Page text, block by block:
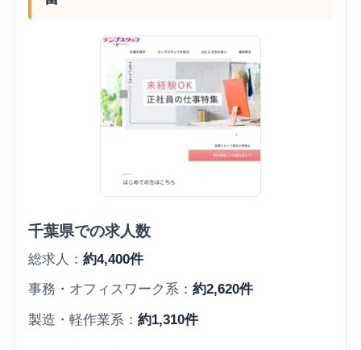
千葉県での求人数
総求人： 約4,400件
事務・オフィスワーク系： 約2,620件
製造・軽作業系： 約1,310件